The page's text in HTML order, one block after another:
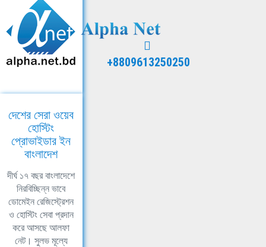
+8809613250250
দেশের সেরা ওয়েব
হোস্টিং
প্রোভাইডার ইন
বাংলাদেশ
দীর্ঘ ১৭ বছর বাংলাদেশে
নিরবিচ্ছিন্ন ভাবে
ডোমেইন রেজিস্ট্রেশন
ও হোস্টিং সেবা প্রদান
করে আসছে আলফা
নেট। সুলভ মূল্যে